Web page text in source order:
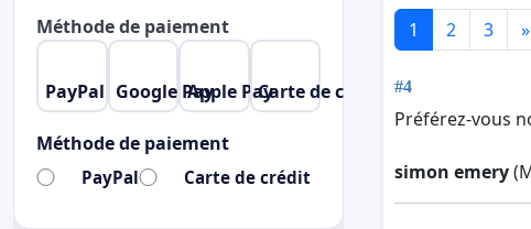
1 2 3 »
#4
Préférez-vous
simon emery
Méthode de paiement
PayPal Google PayApple PayCarte de crédit
Méthode de paiement
PayPal Carte de crédit